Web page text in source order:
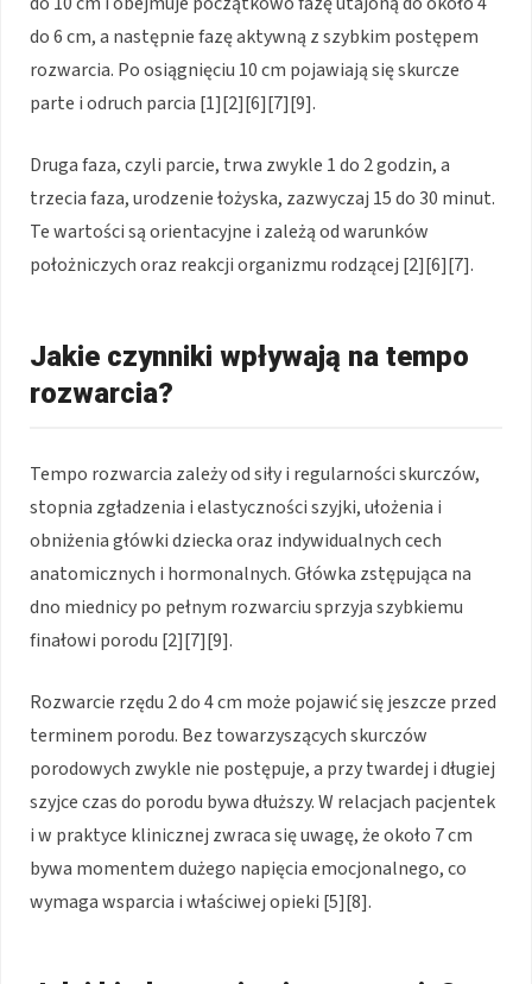
do 6 cm, a następnie fazę aktywną z szybkim postępem
rozwarcia. Po osiągnięciu 10 cm pojawiają się skurcze
parte i odruch parcia [1][2][6][7][9].
Druga faza, czyli parcie, trwa zwykle 1 do 2 godzin, a
trzecia faza, urodzenie łożyska, zazwyczaj 15 do 30 minut.
Te wartości są orientacyjne i zależą od warunków
położniczych oraz reakcji organizmu rodzącej [2][6][7].
Jakie czynniki wpływają na tempo
rozwarcia?
Tempo rozwarcia zależy od siły i regularności skurczów,
stopnia zgładzenia i elastyczności szyjki, ułożenia i
obniżenia główki dziecka oraz indywidualnych cech
anatomicznych i hormonalnych. Główka zstępująca na
dno miednicy po pełnym rozwarciu sprzyja szybkiemu
finałowi porodu [2][7][9].
Rozwarcie rzędu 2 do 4 cm może pojawić się jeszcze przed
terminem porodu. Bez towarzyszących skurczów
porodowych zwykle nie postępuje, a przy twardej i długiej
szyjce czas do porodu bywa dłuższy. W relacjach pacjentek
i w praktyce klinicznej zwraca się uwagę, że około 7 cm
bywa momentem dużego napięcia emocjonalnego, co
wymaga wsparcia i właściwej opieki [5][8].